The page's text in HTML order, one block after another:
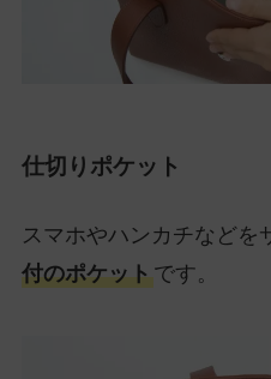
仕切りポケット
スマホやハンカチなどを
付のポケットです。